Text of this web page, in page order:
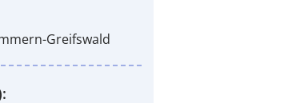
Greifswald